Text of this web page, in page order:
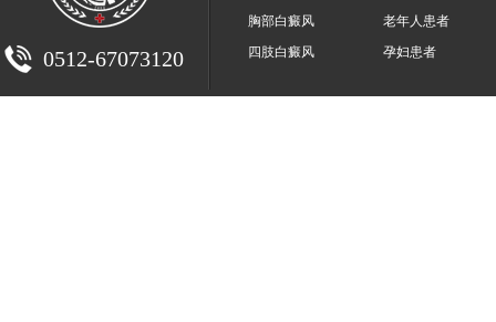
0512-67073120
胸部白癜风
四肢白癜风
老年人患者
孕妇患者